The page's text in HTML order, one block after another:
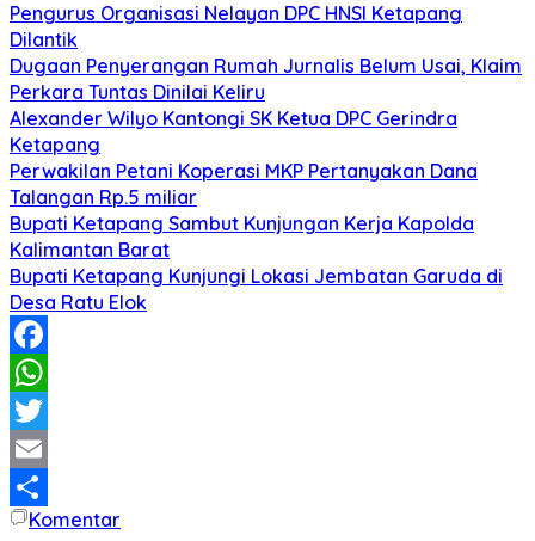
Pengurus Organisasi Nelayan DPC HNSI Ketapang
Dilantik
Dugaan Penyerangan Rumah Jurnalis Belum Usai, Klaim
Perkara Tuntas Dinilai Keliru
Alexander Wilyo Kantongi SK Ketua DPC Gerindra
Ketapang
Perwakilan Petani Koperasi MKP Pertanyakan Dana
Talangan Rp.5 miliar
Bupati Ketapang Sambut Kunjungan Kerja Kapolda
Kalimantan Barat
Bupati Ketapang Kunjungi Lokasi Jembatan Garuda di
Desa Ratu Elok
Facebook
WhatsApp
Twitter
Email
Share
Komentar